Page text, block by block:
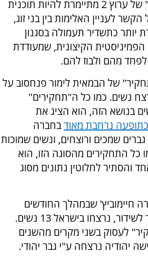
התוכנית "המערכת" של ערוץ 2 מתיימרת להיות תוכנית
לעניין האלימות בין בני זוג,
כתשדיר תעמולה בסגנון
הפמיניסטית הקיצונית, שמעודדת
מהם ולבוז להם.
של הבמאית לימור פנחסוב על
נשים. כמו כל ה"תחקירים"
בנושא הזה, הוא הציג את
כתופעה נרחבת מאודבחברה
שמכים ורוצחים, ונשים שמוכות
כל התחקירים מהסוגה הזו, הוא
והסתיר לחלוטין נתונים מסוג
חיימוביץ' שבמהלך החודשים
שבהם הוכן התחקיר לשידור, נרצחו בישראל 13 נשים.
לעסוק בשני מקרים מהשנים
יהודיה נרצחה ע"י גבר יהודי.